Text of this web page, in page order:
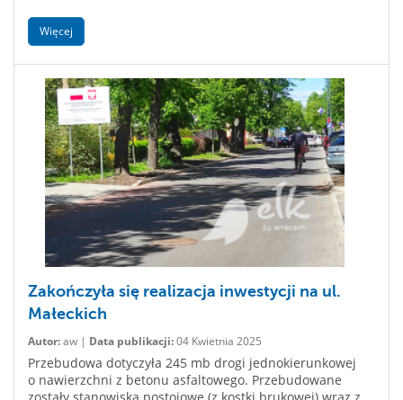
Więcej
Zakończyła się realizacja inwestycji na ul.
Małeckich
Autor:aw | Data publikacji:04 Kwietnia 2025
Przebudowa dotyczyła 245 mb drogi jednokierunkowej
o nawierzchni z betonu asfaltowego. Przebudowane